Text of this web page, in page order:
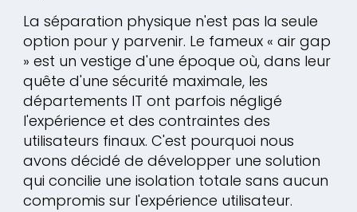
La séparation physique n'est pas la seule
option pour y parvenir. Le fameux « air gap
» est un vestige d'une époque où, dans leur
quête d'une sécurité maximale, les
départements IT ont parfois négligé
l'expérience et des contraintes des
utilisateurs finaux. C'est pourquoi nous
avons décidé de développer une solution
qui concilie une isolation totale sans aucun
compromis sur l'expérience utilisateur.